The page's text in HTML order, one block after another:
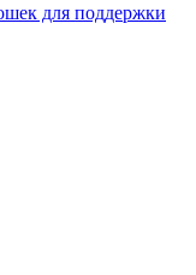
для поддержки